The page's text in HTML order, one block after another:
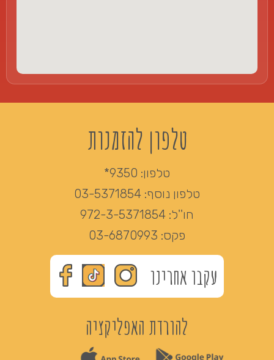
טלפון להזמנות
טלפון: 9350*
טלפון נוסף: 03-5371854
חו''ל: 972-3-5371854
פקס: 03-6870993
עקבו אחרינו
להורדת האפליקציה